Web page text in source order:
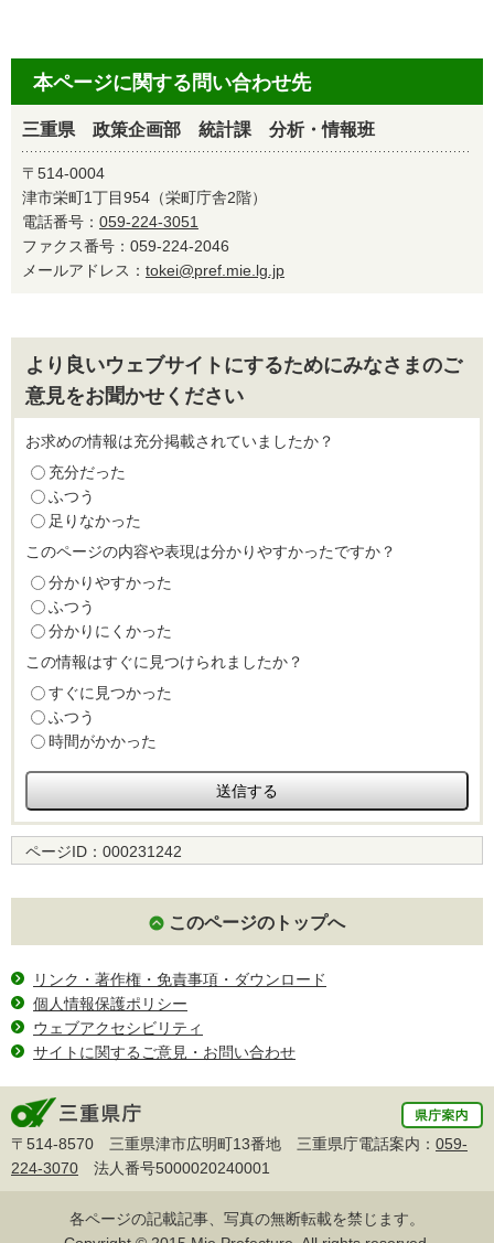
本ページに関する問い合わせ先
三重県 政策企画部 統計課 分析・情報班
〒514-0004
津市栄町1丁目954（栄町庁舎2階）
電話番号： 059-224-3051
ファクス番号：059-224-2046
メールアドレス： tokei@pref.mie.lg.jp
より良いウェブサイトにするためにみなさまのご
意見をお聞かせください
お求めの情報は充分掲載されていましたか？
充分だった
ふつう
足りなかった
このページの内容や表現は分かりやすかったですか？
分かりやすかった
ふつう
分かりにくかった
この情報はすぐに見つけられましたか？
すぐに見つかった
ふつう
時間がかかった
ページID： 000231242
このページのトップへ
リンク・著作権・免責事項・ダウンロード
個人情報保護ポリシー
ウェブアクセシビリティ
サイトに関するご意見・お問い合わせ
〒514-8570 三重県津市広明町13番地 三重県庁電話案内： 059-
224-3070 法人番号5000020240001
各ページの記載記事、写真の無断転載を禁じます。